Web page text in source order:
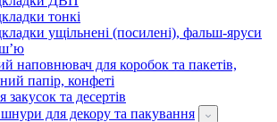
тонкі
ущільнені (посилені), фальш-яруси
наповнювач для коробок та пакетів,
папір, конфеті
закусок та десертів
для декору та пакування